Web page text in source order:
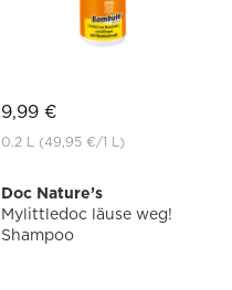
9,99 €
0.2 L (49,95 €/1 L)
Doc Nature’s
Mylittledoc läuse weg!
Shampoo